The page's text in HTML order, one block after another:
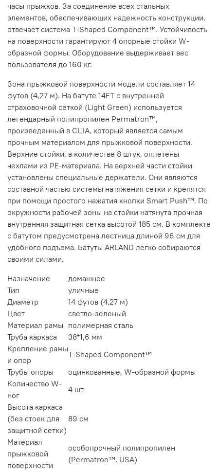
часы прыжков. За соединение всех стальных
элементов, обеспечивающих надежность конструкции,
отвечает система T-Shaped Component™. Устойчивость
на поверхности гарантируют 4 опорные стойки W-
образной формы. Оборудование выдерживает вес
пользователя до 160 кг.
Зона прыжковой поверхности модели составляет 14
футов (4,27 м). На батуте 14FT с внутренней
страховочной сеткой (Light Green) используется
легендарный полипропилен Permatron™,
произведенный в США, который является самым
прочным материалом для прыжковой поверхности.
Верхние стойки, в количестве 8 штук, оплетены
чехлами из PE-материала. На верхней части стойки
установлены специальные держатели. Они являются
составной частью системы натяжения сетки и крепятся
при помощи простого нажатия кнопки Smart Push™. По
окружности рабочей зоны на стойки натянута прочная
внутренняя защитная сетка высотой 185 см. В комплекте
с батутом предусмотрена лестница длиной 96 см для
удобного подъема. Батуты ARLAND легко собираются
своими силами.
Назначение
домашнее
Тип
уличные
Диаметр
14 футов (4,27 м)
Цвет
светло-зеленый
Материал рамы полимерная сталь
Труба каркаса
38*1,6 мм
Крепление рамы
и опор
T-Shaped Component™
Трубы опоры
оцинкованные, W-образной формы
Количество W-
ног
4 шт
Высота каркаса
(без стоек для
защитной сетки)
89 см
Материал
прыжковой
поверхности
особопрочный полипропилен
(Permatron™, USA)